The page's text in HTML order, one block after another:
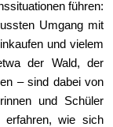
führen:
Umgang mit
und vielem
der Wald, der
– sind dabei von
und Schüler
erfahren, wie sich